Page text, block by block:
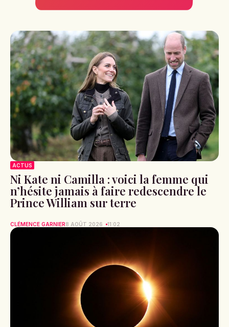
ACTUS
Ni Kate ni Camilla : voici la femme qui
n’hésite jamais à faire redescendre le
Prince William sur terre
CLÉMENCE GARNIER8 AOÛT 2026 11:02